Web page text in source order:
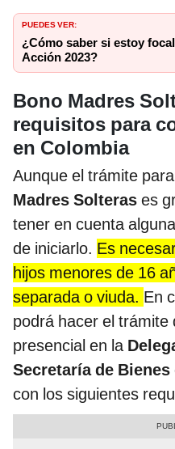
PUEDES VER:
¿Cómo saber si estoy
Acción 2023?
Bono Madres
requisitos para
en Colombia
Aunque el trámite
Madres Solteras es
tener en cuenta
de iniciarlo. Es
hijos menores de 16
separada o viuda. En
podrá hacer el trámite
presencial en la
Secretaría de Bienes
con los siguientes